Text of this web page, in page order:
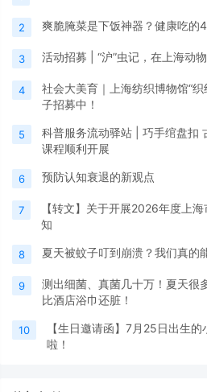
2 爽脆腌菜是下饭神器？健康吃的
3 活动招募 | “沪”虫记，在上海动
4
社会大美育｜上海纺织博物馆“
子招募中！
5
科普服务流动驿站 | 巧手绾盘
课程顺利开展
6 预防认知衰退的新观点
7
【转文】关于开展2026年度上
知
8 夏天被蚊子叮到崩溃？我们真的
9
测出细菌、真菌几十万！夏天很
比酒店浴巾还脏！
10
【生日邀请函】7月25日出生
啦！